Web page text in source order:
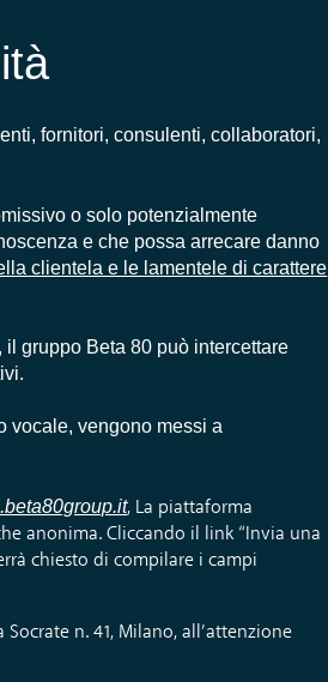
fornitori, consulenti, collaboratori,
o solo potenzialmente
e che possa arrecare danno
clientela e le lamentele di carattere
gruppo Beta 80 può intercettare
vocale, vengono messi a
, La piattaforma
anonima. Cliccando il link “Invia una
chiesto di compilare i campi
n. 41, Milano, all’attenzione